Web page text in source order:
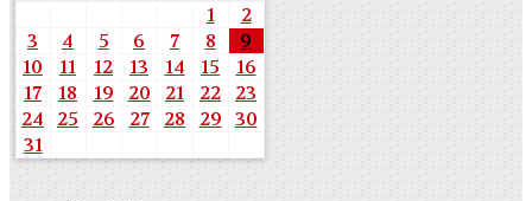
1
2
3
4 5 6 7 8
9
10
11 12 13 14 15
16
17
18 19 20 21 22
23
24
25 26 27 28 29 30
31